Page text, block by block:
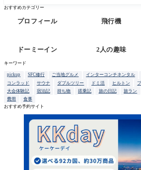
おすすめカテゴリー
プロフィール 飛行機
ドーミーイン 2人の趣味
キーワード
pickup SFC修行 ご当地グルメ インターコンチネンタル
コンラッド
サウナ ダブルツリー ドミ活 ヒルトン
大会体験記
宿泊記 持ち物 搭乗記 旅の日記 旅ラン
費用
食事
おすすめ予約サイト